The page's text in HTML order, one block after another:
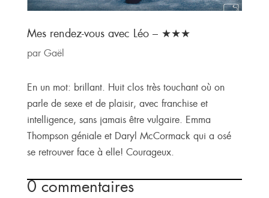
Mes rendez-vous avec Léo – ★★★
par Gaël
En un mot: brillant. Huit clos très touchant où on
parle de sexe et de plaisir, avec franchise et
intelligence, sans jamais être vulgaire. Emma
Thompson géniale et Daryl McCormack qui a osé
se retrouver face à elle! Courageux.
0 commentaires